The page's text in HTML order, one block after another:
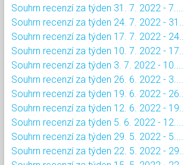
Souhrn recenzí za týden 31. 7. 2022 - 7....
Souhrn recenzí za týden 24. 7. 2022 - 31....
Souhrn recenzí za týden 17. 7. 2022 - 24....
Souhrn recenzí za týden 10. 7. 2022 - 17....
Souhrn recenzí za týden 3. 7. 2022 - 10....
Souhrn recenzí za týden 26. 6. 2022 - 3....
Souhrn recenzí za týden 19. 6. 2022 - 26....
Souhrn recenzí za týden 12. 6. 2022 - 19....
Souhrn recenzí za týden 5. 6. 2022 - 12....
Souhrn recenzí za týden 29. 5. 2022 - 5....
Souhrn recenzí za týden 22. 5. 2022 - 29....